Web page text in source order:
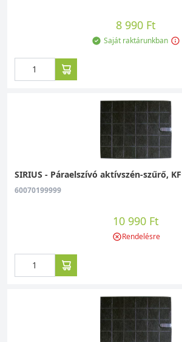
építhető, felső szekrénybe vagy
építhető, sarok és külső motoros.
8 990 Ft
Saját raktárunkban
SIRIUS - Páraelszívó aktívszén-szűrő,
60070199999
10 990 Ft
Rendelésre